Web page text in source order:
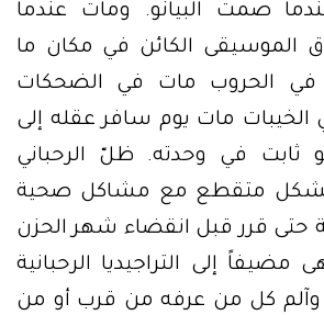
صمت البيانو. ومات عندما
الموسيقى الكائن في مكان ما
الحروب مات في الضحكات
الخيبات مات يوم سافر عقله إلى
ثابت في وحدته. ظلّ الرحباني
بشكل متقطع مع مشاكل صحية
حتى قرر قبل انقضاء شهر الحزن
إلى التراجيديا الرحبانية
وآلم كل من عرفه من قرب أو من